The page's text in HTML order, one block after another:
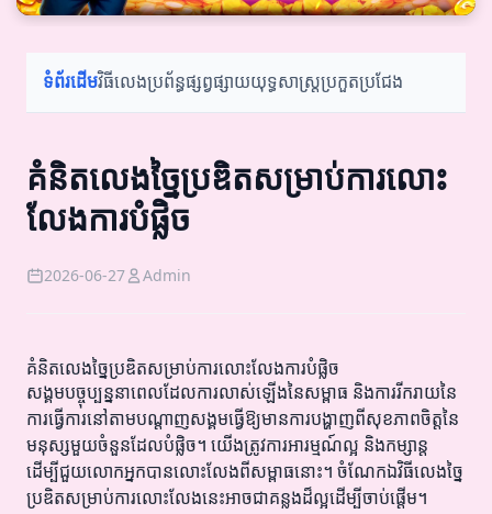
ទំព័រដើមវិធីលេងប្រព័ន្ធផ្សព្វផ្សាយយុទ្ធសាស្ត្រប្រកួតប្រជែង
គំនិតលេងច្នៃប្រឌិតសម្រាប់ការលោះ
លែងការបំផ្លិច
2026-06-27 Admin
គំនិតលេងច្នៃប្រឌិតសម្រាប់ការលោះលែងការបំផ្លិច
សង្គមបច្ចុប្បន្ននាពេលដែលការលាស់ឡើងនៃសម្ពាធ និងការរីករាយនៃ
ការធ្វើការនៅតាមបណ្តាញសង្គមធ្វើឱ្យមានការបង្ហាញពីសុខភាពចិត្តនៃ
មនុស្សមួយចំនួនដែលបំផ្លិច។ យើងត្រូវការអារម្មណ៍ល្អ និងកម្សាន្ត
ដើម្បីជួយលោកអ្នកបានលោះលែងពីសម្ពាធនោះ។ ចំណែកឯវិធីលេងច្នៃ
ប្រឌិតសម្រាប់ការលោះលែងនេះអាចជាគន្លងដ៏ល្អដើម្បីចាប់ផ្តើម។